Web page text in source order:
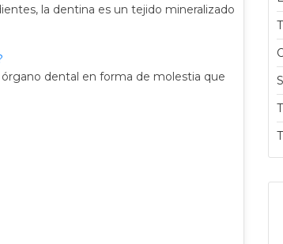
la dentina es un tejido mineralizado
dental en forma de molestia que